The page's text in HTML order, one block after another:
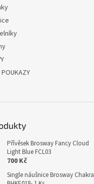
Přívěsek Brosway Fancy Cloud
Light Blue FCL03
700 Kč
Single náušnice Brosway Chakra